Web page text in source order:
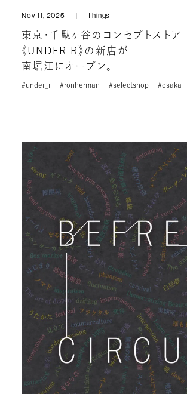
Nov 11, 2025 Things
東京・千駄ヶ谷のコンセプトストア
《UNDER R》の新店が
南堀江にオープン。
#under_r #ronherman #selectshop #osaka